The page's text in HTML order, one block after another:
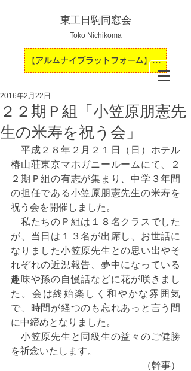
東工日駒同窓会
Toko Nichikoma
【アルムナイプラットフォーム】運用開始のお知らせ
２２期Ｐ組「小笠原朋憲先
生の米寿を祝う会」
2016年2月22日
平成２８年２月２１日（日）ホテル
椿山荘東京マホガニールームにて、２
２期Ｐ組の有志が集まり、中学３年間
の担任である小笠原朋憲先生の米寿を
祝う会を開催しました。
私たちのＰ組は１８名クラスでした
が、当日は１３名が出席し、お世話に
なりました小笠原先生との思い出やそ
れぞれの近況報告、夢中になっている
趣味や孫の自慢話などに花が咲きまし
た。会は終始楽しく和やかな雰囲気
で、時間が経つのも忘れあっと言う間
に中締めとなりました。
小笠原先生と同級生の益々のご健勝
を祈念いたします。
（幹事）